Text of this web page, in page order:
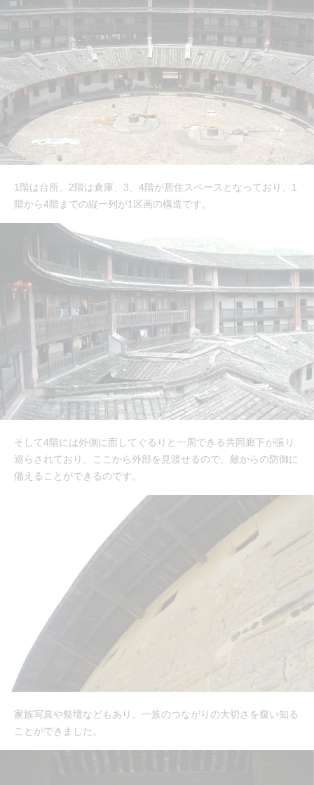
1階は台所、2階は倉庫、3、4階が居住スペースとなっており、1
階から4階までの縦一列が1区画の構造です。
そして4階には外側に面してぐるりと一周できる共同廊下が張り
巡らされており、ここから外部を見渡せるので、敵からの防御に
備えることができるのです。
家族写真や祭壇などもあり、一族のつながりの大切さを窺い知る
ことができました。